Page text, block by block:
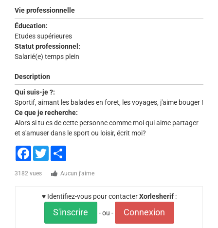
Vie professionnelle
Éducation:
Etudes supérieures
Statut professionnel:
Salarié(e) temps plein
Description
Qui suis-je ?:
Sportif, aimant les balades en foret, les voyages, j'aime bouger !
Ce que je recherche:
Alors si tu es de cette personne comme moi qui aime partager
et s'amuser dans le sport ou loisir, écrit moi?
Facebook
Twitter
3182 vues Aucun j'aime
♥ Identifiez-vous pour contacterXorlesherif:
S'inscrire - ou - Connexion